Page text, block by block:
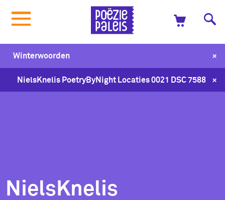
Winterwoorden +
NielsKnelis PoetryByNight Locaties 0021 DSC 7588 +
NielsKnelis